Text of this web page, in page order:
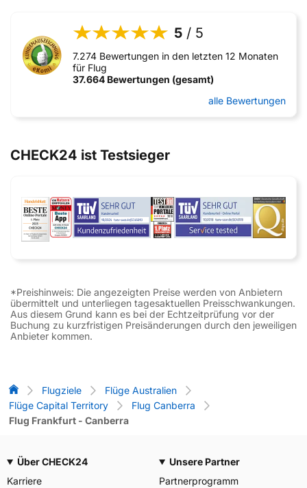
5 / 5
7.274 Bewertungen in den letzten 12 Monaten
für Flug
37.664 Bewertungen (gesamt)
alle Bewertungen
CHECK24 ist Testsieger
*Preishinweis: Die angezeigten Preise werden von Anbietern
übermittelt und unterliegen tagesaktuellen Preisschwankungen.
Aus diesem Grund kann es bei der Echtzeitprüfung vor der
Buchung zu kurzfristigen Preisänderungen durch den jeweiligen
Anbieter kommen.
Flug-Vergleich
Flugziele
Flüge Australien
Flüge Capital Territory
Flug Canberra
Flug Frankfurt - Canberra
Über CHECK24
Karriere
Unsere Partner
Partnerprogramm